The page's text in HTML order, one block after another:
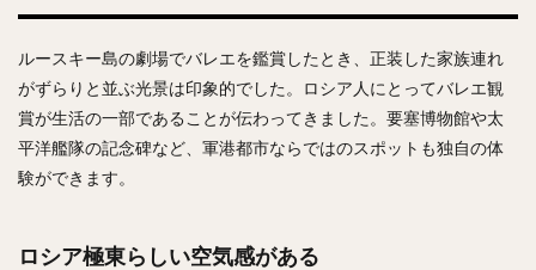
ルースキー島の劇場でバレエを鑑賞したとき、正装した家族連れ
がずらりと並ぶ光景は印象的でした。ロシア人にとってバレエ観
賞が生活の一部であることが伝わってきました。要塞博物館や太
平洋艦隊の記念碑など、軍港都市ならではのスポットも独自の体
験ができます。
ロシア極東らしい空気感がある